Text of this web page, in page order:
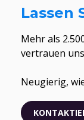
Lassen
Mehr als
vertrauen
Neugierig,